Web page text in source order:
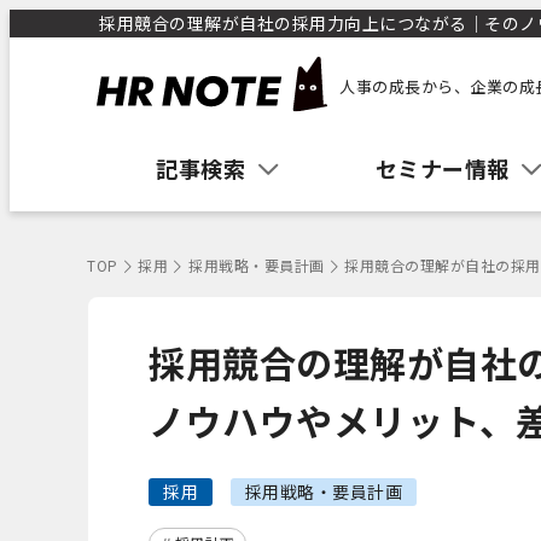
採用競合の理解が自社の採用力向上につながる｜その
人事の成長から、企業の
記事検索 セミナー情報
TOP 採用 採用戦略・要員計画 採用競合の理解が自社の採
採用競合の理解が自社
ノウハウやメリット、
採用 採用戦略・要員計画